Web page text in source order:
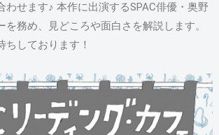
わせます♪ 本作に出演するSPAC俳優・奥野
を務め、見どころや面白さを解説します。
ちしております！